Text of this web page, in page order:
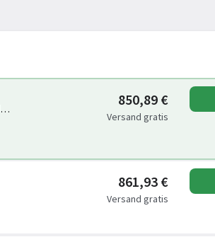
850,89 €
Versand gratis
861,93 €
Versand gratis